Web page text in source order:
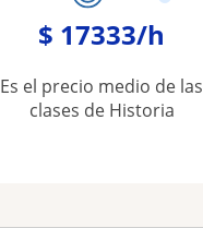
$ 17333/h
Es el precio medio de las
clases de Historia